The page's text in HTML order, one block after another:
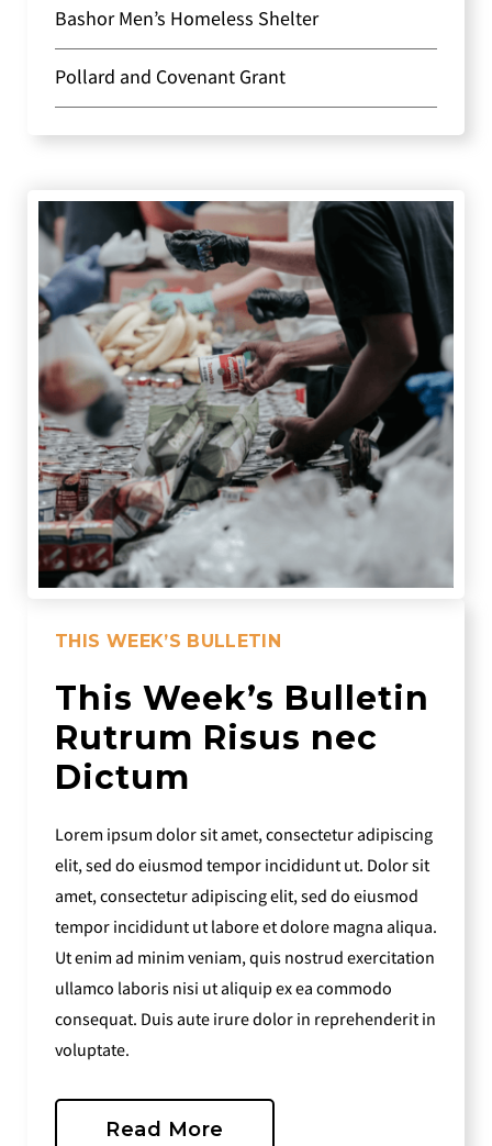
Bashor Men’s Homeless Shelter
Pollard and Covenant Grant
THIS WEEK’S BULLETIN
This Week’s Bulletin
Rutrum Risus nec
Dictum
Lorem ipsum dolor sit amet, consectetur adipiscing
elit, sed do eiusmod tempor incididunt ut. Dolor sit
amet, consectetur adipiscing elit, sed do eiusmod
tempor incididunt ut labore et dolore magna aliqua.
Ut enim ad minim veniam, quis nostrud exercitation
ullamco laboris nisi ut aliquip ex ea commodo
consequat. Duis aute irure dolor in reprehenderit in
voluptate.
Read More